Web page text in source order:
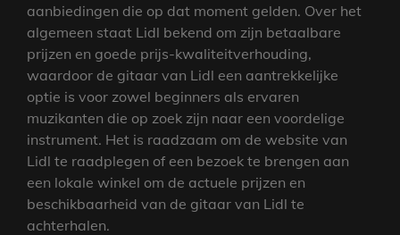
aanbiedingen die op dat moment gelden. Over het
algemeen staat Lidl bekend om zijn betaalbare
prijzen en goede prijs-kwaliteitverhouding,
waardoor de gitaar van Lidl een aantrekkelijke
optie is voor zowel beginners als ervaren
muzikanten die op zoek zijn naar een voordelige
instrument. Het is raadzaam om de website van
Lidl te raadplegen of een bezoek te brengen aan
een lokale winkel om de actuele prijzen en
beschikbaarheid van de gitaar van Lidl te
achterhalen.